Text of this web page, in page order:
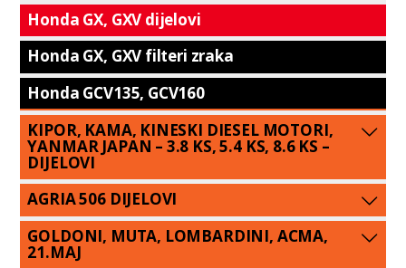
Honda GX, GXV dijelovi
Honda GX, GXV filteri zraka
Honda GCV135, GCV160
KIPOR, KAMA, KINESKI DIESEL MOTORI,
YANMAR JAPAN – 3.8 KS, 5.4 KS, 8.6 KS –
DIJELOVI
AGRIA 506 DIJELOVI
GOLDONI, MUTA, LOMBARDINI, ACMA,
21.MAJ